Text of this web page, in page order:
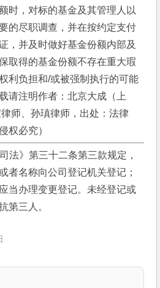
时，对标的基金及其管理人以
的尽职调查，并在按约定支付
，并及时做好基金份额内部及
取得的基金份额不存在重大瑕
利负担和/或被强制执行的可能
请注明作者：北京大成（上
师、孙瑱律师，出处：法律
权必究）
法》第三十二条第三款规定，
者名称向公司登记机关登记；
当办理变更登记。未经登记或
第三人。